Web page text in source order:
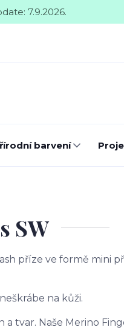
7.9.2026.
barvení
SW
příze ve formě mini
na kůži.
tvar. Naše Merino